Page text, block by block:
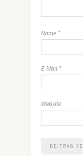
Name *
E-Mail *
Website